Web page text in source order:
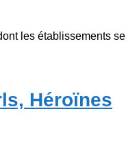
les établissements se
Héroïnes